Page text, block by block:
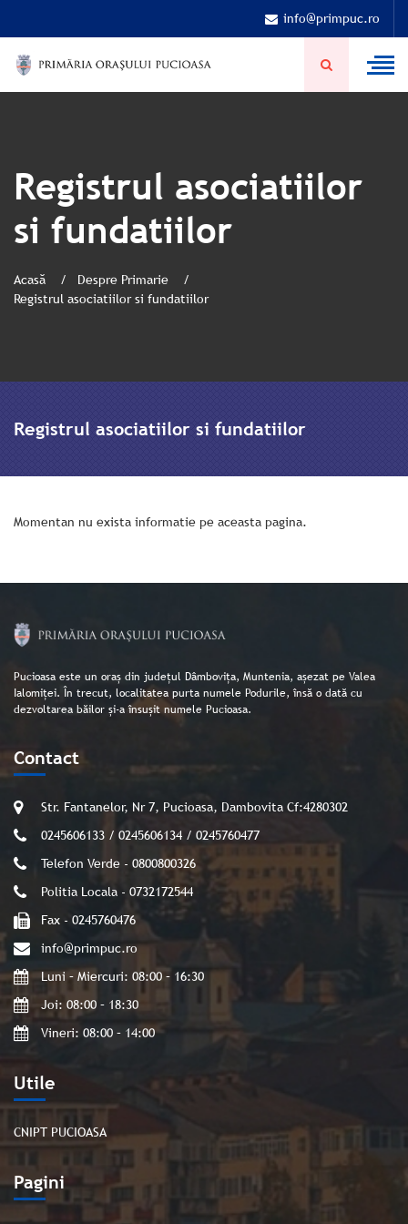
info@primpuc.ro
Registrul asociatiilor
si fundatiilor
Acasă
Despre Primarie
Registrul asociatiilor si fundatiilor
Registrul asociatiilor si fundatiilor
Momentan nu exista informatie pe aceasta pagina.
Pucioasa este un oraș din județul Dâmbovița, Muntenia, așezat pe Valea
Ialomiței. În trecut, localitatea purta numele Podurile, însă o dată cu
dezvoltarea băilor și-a însușit numele Pucioasa.
Utile
CNIPT PUCIOASA
Pagini
Contact
Str. Fantanelor, Nr 7, Pucioasa, Dambovita Cf:4280302
0245606133 / 0245606134 / 0245760477
Telefon Verde - 0800800326
Politia Locala - 0732172544
Fax - 0245760476
info@primpuc.ro
Luni – Miercuri: 08:00 – 16:30
Joi: 08:00 – 18:30
Vineri: 08:00 – 14:00